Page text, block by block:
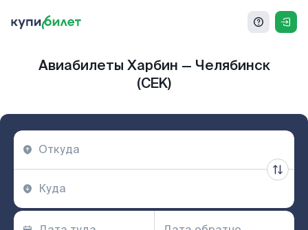
Авиабилеты Харбин — Челябинск
(CEK)